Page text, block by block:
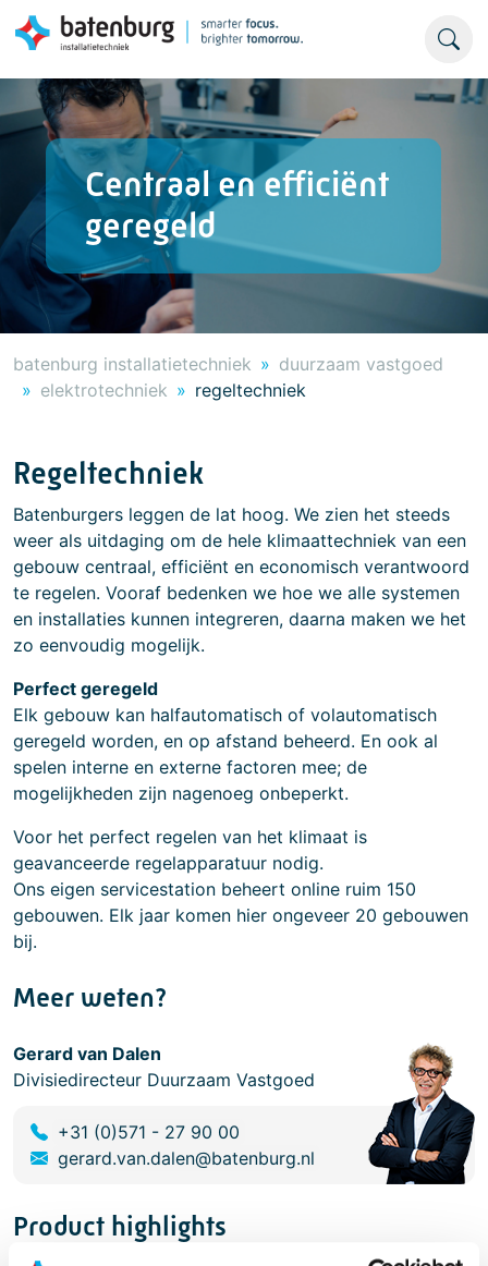
Centraal en efficiënt
geregeld
batenburg installatietechniek
duurzaam vastgoed
elektrotechniek
regeltechniek
Regeltechniek
Batenburgers leggen de lat hoog. We zien het steeds
weer als uitdaging om de hele klimaattechniek van een
gebouw centraal, efficiënt en economisch verantwoord
te regelen. Vooraf bedenken we hoe we alle systemen
en installaties kunnen integreren, daarna maken we het
zo eenvoudig mogelijk.
Perfect geregeld
Elk gebouw kan halfautomatisch of volautomatisch
geregeld worden, en op afstand beheerd. En ook al
spelen interne en externe factoren mee; de
mogelijkheden zijn nagenoeg onbeperkt.
Voor het perfect regelen van het klimaat is
geavanceerde regelapparatuur nodig.
Ons eigen servicestation beheert online ruim 150
gebouwen. Elk jaar komen hier ongeveer 20 gebouwen
bij.
Meer weten?
Gerard van Dalen
Divisiedirecteur Duurzaam Vastgoed
+31 (0)571 - 27 90 00
gerard.van.dalen@batenburg.nl
Product highlights